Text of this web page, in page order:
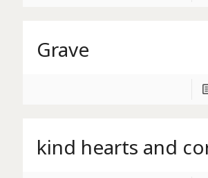
Grave
kind hearts and